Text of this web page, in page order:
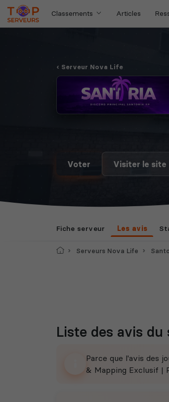
Classements Articles
Serveur Nova Life
Voter Visiter le site
Fiche serveur Les avis
AccueilServeurs Nova Life
Liste des avis du
Parce que l'avis des
& Mapping Exclusif |